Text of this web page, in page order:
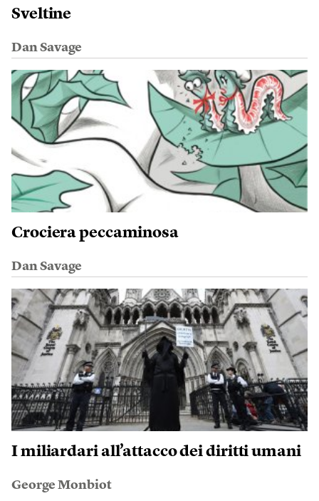
Sveltine
Dan Savage
Crociera peccaminosa
Dan Savage
I miliardari all’attacco dei diritti umani
George Monbiot